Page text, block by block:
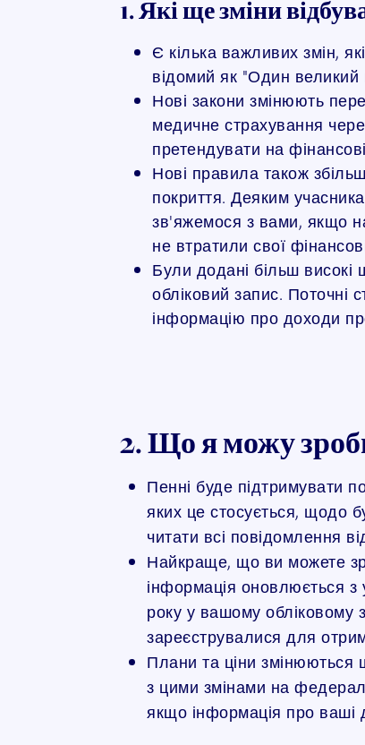
1. Які ще зміни
Є кілька важливих змін,
відомий як "Один великий
Нові закони змінюють
медичне страхування
претендувати на
Нові правила також
покриття. Деяким
зв'яжемося з вами, якщо
не втратили свої
Були додані більш
обліковий запис. Поточні
інформацію про доходи
2. Що я можу
Пенні буде підтримувати
яких це стосується, щодо
читати всі повідомлення
Найкраще, що ви можете
інформація оновлюється
року у вашому обліковому
зареєструвалися для
Плани та ціни змінюються
з цими змінами на
якщо інформація про ваші